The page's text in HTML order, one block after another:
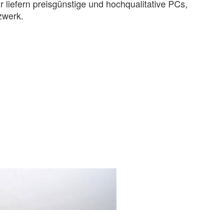
preisgünstige und hochqualitative PCs,